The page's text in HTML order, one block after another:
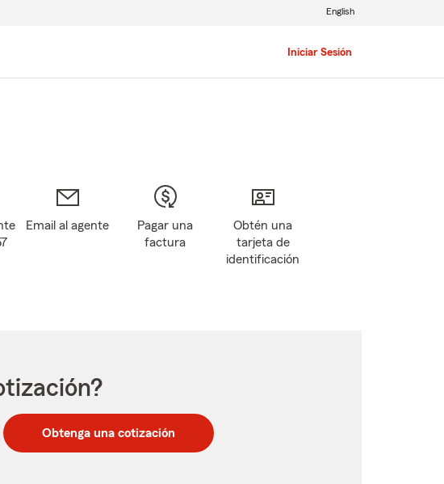
Iniciar Sesión
English
Email al agente
Pagar una
factura
Obtén una
tarjeta de
identificación
Obtenga una cotización